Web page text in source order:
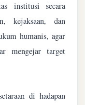
institusi secara
kejaksaan, dan
humanis, agar
mengejar target
di hadapan